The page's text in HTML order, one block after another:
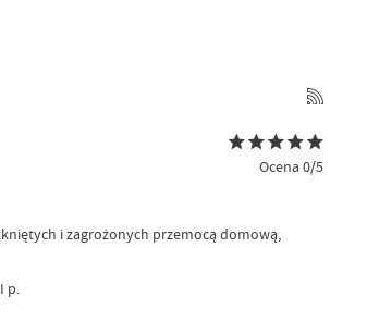
Ocena 0/5
i zagrożonych przemocą domową,
p.